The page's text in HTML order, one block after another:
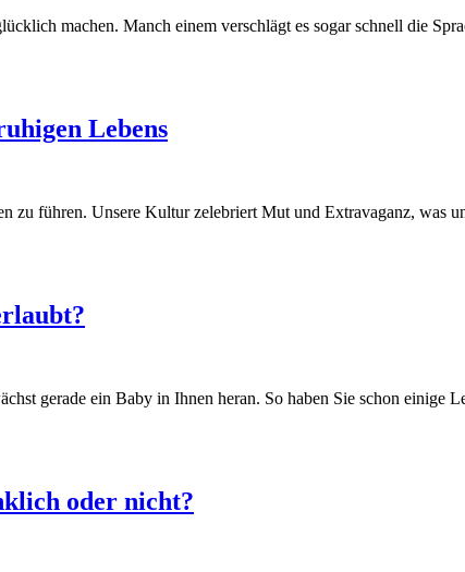
machen. Manch einem verschlägt es sogar schnell die
Lebens
zu führen. Unsere Kultur zelebriert Mut und Extravaganz, was
gerade ein Baby in Ihnen heran. So haben Sie schon einige
oder nicht?